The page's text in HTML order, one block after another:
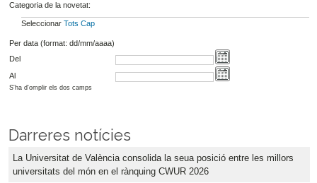
Categoria de la novetat:
Seleccionar Tots Cap
Per data (format: dd/mm/aaaa)
Del
Al
S'ha d'omplir els dos camps
Darreres notícies
La Universitat de València consolida la seua posició entre les millors
universitats del món en el rànquing CWUR 2026